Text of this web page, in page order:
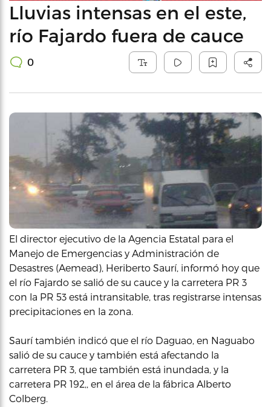
Lluvias intensas en el este,
río Fajardo fuera de cauce
0
El director ejecutivo de la Agencia Estatal para el
Manejo de Emergencias y Administración de
Desastres (Aemead), Heriberto Saurí, informó hoy que
el río Fajardo se salió de su cauce y la carretera PR 3
con la PR 53 está intransitable, tras registrarse intensas
precipitaciones en la zona.
Saurí también indicó que el río Daguao, en Naguabo
salió de su cauce y también está afectando la
carretera PR 3, que también está inundada, y la
carretera PR 192,, en el área de la fábrica Alberto
Colberg.